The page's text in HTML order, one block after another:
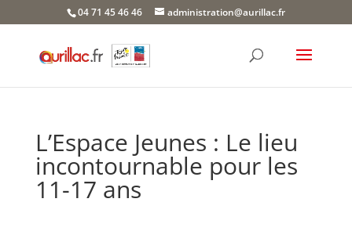
04 71 45 46 46 administration@aurillac.fr
L’Espace Jeunes : Le lieu
incontournable pour les
11-17 ans